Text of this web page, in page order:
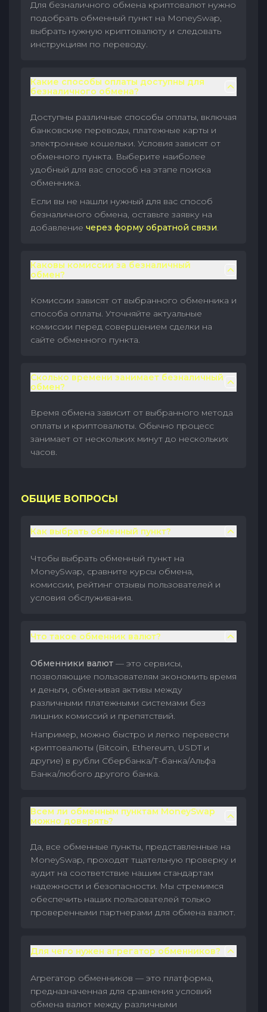
Для безналичного обмена криптовалют нужно
подобрать обменный пункт на MoneySwap,
выбрать нужную криптовалюту и следовать
инструкциям по переводу.
Какие способы оплаты доступны для
безналичного обмена?
Доступны различные способы оплаты, включая
банковские переводы, платежные карты и
электронные кошельки. Условия зависят от
обменного пункта. Выберите наиболее
удобный для вас способ на этапе поиска
обменника.
Если вы не нашли нужный для вас способ
безналичного обмена, оставьте заявку на
добавление через форму обратной связи.
Каковы комиссии за безналичный
обмен?
Комиссии зависят от выбранного обменника и
способа оплаты. Уточняйте актуальные
комиссии перед совершением сделки на
сайте обменного пункта.
Сколько времени занимает безналичный
обмен?
Время обмена зависит от выбранного метода
оплаты и криптовалюты. Обычно процесс
занимает от нескольких минут до нескольких
часов.
ОБЩИЕ ВОПРОСЫ
Как выбрать обменный пункт?
Чтобы выбрать обменный пункт на
MoneySwap, сравните курсы обмена,
комиссии, рейтинг отзывы пользователей и
условия обслуживания.
Что такое обменник валют?
Обменники валют — это сервисы,
позволяющие пользователям экономить время
и деньги, обменивая активы между
различными платежными системами без
лишних комиссий и препятствий.
Например, можно быстро и легко перевести
криптовалюты (Bitcoin, Ethereum, USDT и
другие) в рубли Сбербанка/Т-банка/Альфа
Банка/любого другого банка.
Всем ли обменным пунктам MoneySwap
можно доверять?
Да, все обменные пункты, представленные на
MoneySwap, проходят тщательную проверку и
аудит на соответствие нашим стандартам
надежности и безопасности. Мы стремимся
обеспечить наших пользователей только
проверенными партнерами для обмена валют.
Для чего нужен агрегатор обменников?
Агрегатор обменников — это платформа,
предназначенная для сравнения условий
обмена валют между различными